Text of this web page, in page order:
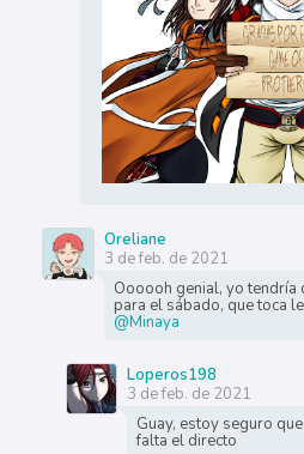
Oreliane
3 de feb. de 2021
Oooooh genial, yo tendría
para el sábado, que toca
@Minaya
Loperos198
3 de feb. de 2021
Guay, estoy seguro
falta el directo